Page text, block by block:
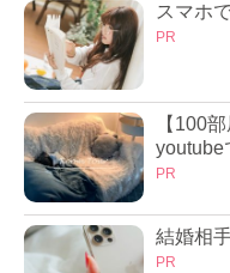
スマホ
PR
【100
PR
結婚相
PR